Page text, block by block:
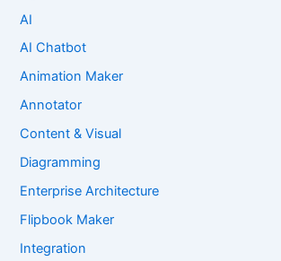
AI
AI Chatbot
Animation Maker
Annotator
Content & Visual
Diagramming
Enterprise Architecture
Flipbook Maker
Integration